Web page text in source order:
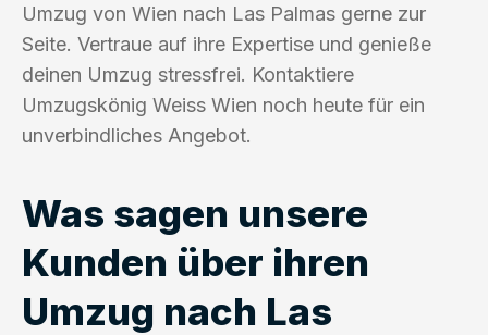
Umzug von Wien nach Las Palmas gerne zur
Seite. Vertraue auf ihre Expertise und genieße
deinen Umzug stressfrei. Kontaktiere
Umzugskönig Weiss Wien noch heute für ein
unverbindliches Angebot.
Was sagen unsere
Kunden über ihren
Umzug nach Las